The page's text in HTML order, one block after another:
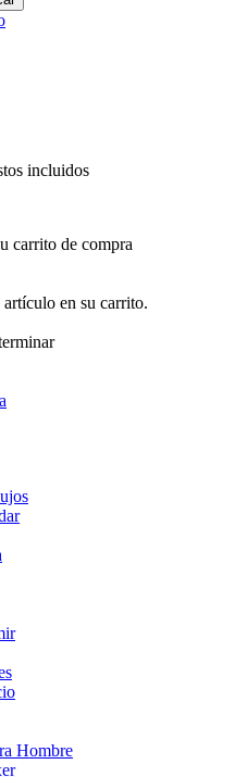
incluidos
carrito de compra
en su carrito.
Hombre